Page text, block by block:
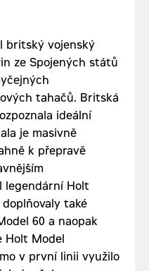
britský vojenský
ze Spojených států
tahačů. Britská
ideální
je masivně
k přepravě
legendární Holt
také
60 a naopak
Holt Model
v první linii využilo